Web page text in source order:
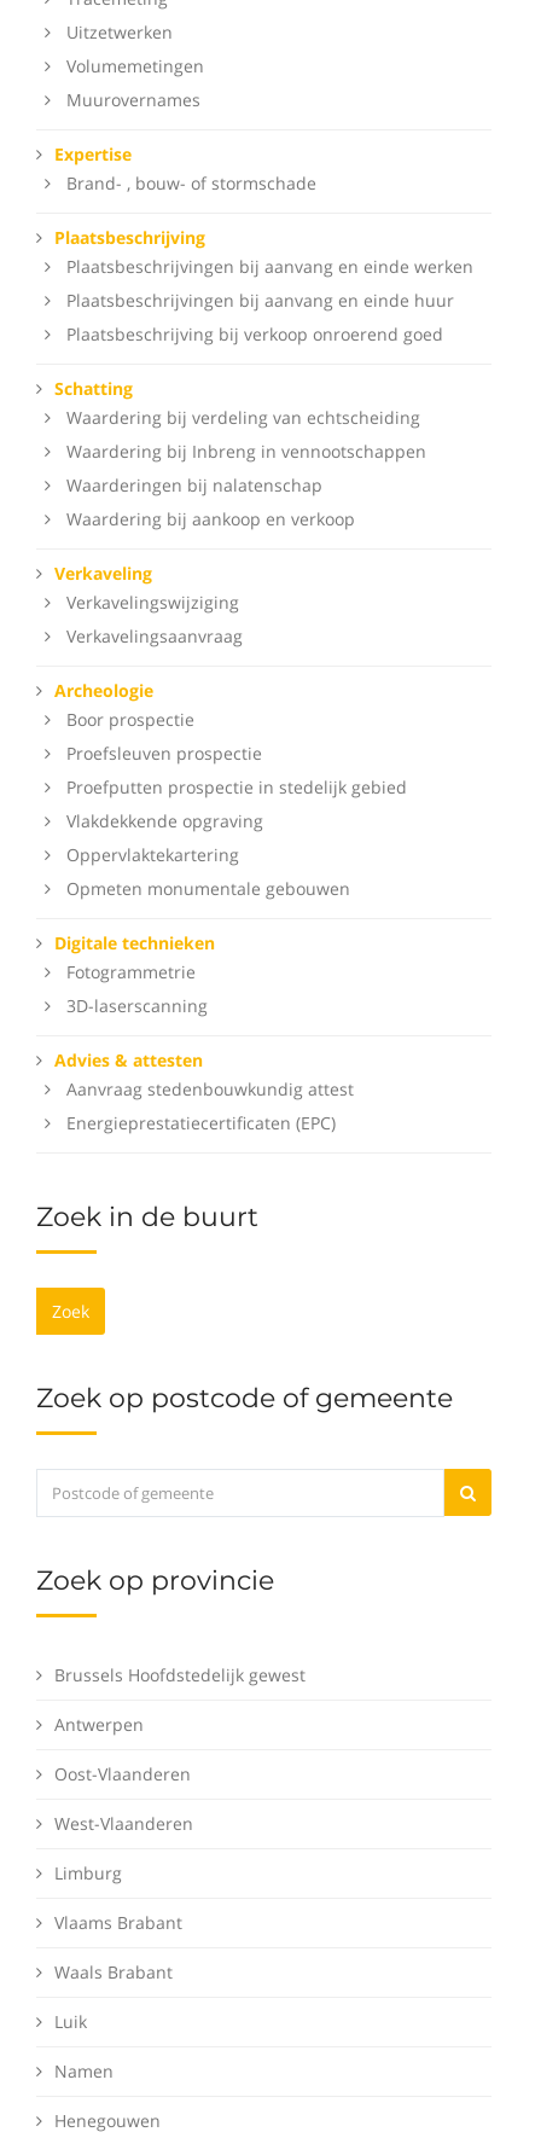
Uitzetwerken
Volumemetingen
Muurovernames
Expertise
Brand- , bouw- of stormschade
Plaatsbeschrijving
Plaatsbeschrijvingen bij aanvang en einde werken
Plaatsbeschrijvingen bij aanvang en einde huur
Plaatsbeschrijving bij verkoop onroerend goed
Schatting
Waardering bij verdeling van echtscheiding
Waardering bij Inbreng in vennootschappen
Waarderingen bij nalatenschap
Waardering bij aankoop en verkoop
Verkaveling
Verkavelingswijziging
Verkavelingsaanvraag
Archeologie
Boor prospectie
Proefsleuven prospectie
Proefputten prospectie in stedelijk gebied
Vlakdekkende opgraving
Oppervlaktekartering
Opmeten monumentale gebouwen
Digitale technieken
Fotogrammetrie
3D-laserscanning
Advies & attesten
Aanvraag stedenbouwkundig attest
Energieprestatiecertificaten (EPC)
Zoek in de buurt
Zoek
Zoek op postcode of gemeente
Zoek op provincie
Brussels Hoofdstedelijk gewest
Antwerpen
Oost-Vlaanderen
West-Vlaanderen
Limburg
Vlaams Brabant
Waals Brabant
Luik
Namen
Henegouwen